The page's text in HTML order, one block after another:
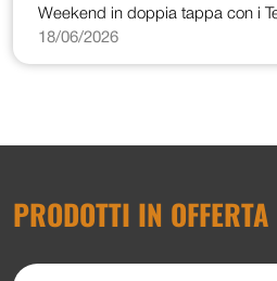
Weekend in doppia tappa con i
18/06/2026
PRODOTTI IN OFFERTA